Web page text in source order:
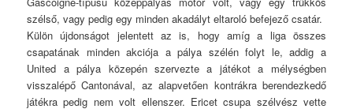
szélső, vagy pedig egy minden akadályt eltaroló befejező csatár.
Külön újdonságot jelentett az is, hogy amíg a liga összes
csapatának minden akciója a pálya szélén folyt le, addig a
United a pálya közepén szervezte a játékot a mélységben
visszalépő Cantonával, az alapvetően kontrákra berendezkedő
játékra pedig nem volt ellenszer. Ericet csupa szélvész vette